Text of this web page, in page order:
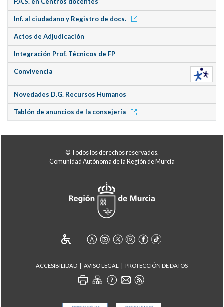
Inf. al ciudadano y Registro de docs.
Actos de Adjudicación
Integración Prof. Técnicos de FP
Convivencia
Novedades D.G. Recursos Humanos
Tablón de anuncios de la consejería
© Todos los derechos reservados.
Comunidad Autónoma de la Región de Murcia
ACCESIBILIDAD AVISO LEGAL PROTECCIÓN DE DATOS